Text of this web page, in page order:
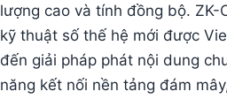
lượng cao và tính đồng bộ. ZK-
kỹ thuật số thế hệ mới được
đến giải pháp phát nội dung
năng kết nối nền tảng đám